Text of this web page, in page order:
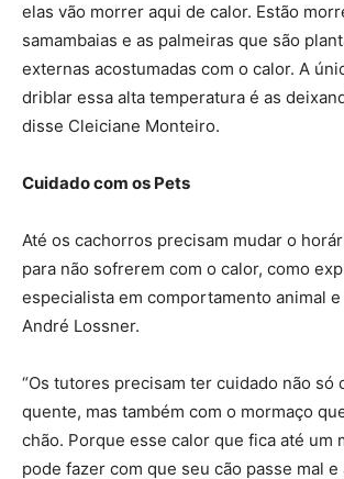
elas vão morrer aqui de calor. Estão
samambaias e as palmeiras que são
externas acostumadas com o calor. A
driblar essa alta temperatura é as
disse Cleiciane Monteiro.
Cuidado com os Pets
Até os cachorros precisam mudar o
para não sofrerem com o calor, como
especialista em comportamento animal
André Lossner.
“Os tutores precisam ter cuidado não só
quente, mas também com o mormaço
chão. Porque esse calor que fica até um
pode fazer com que seu cão passe mal e